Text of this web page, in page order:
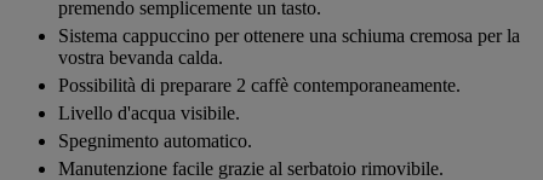
premendo semplicemente un tasto.
Sistema cappuccino per ottenere una schiuma cremosa per la
vostra bevanda calda.
Possibilità di preparare 2 caffè contemporaneamente.
Livello d'acqua visibile.
Spegnimento automatico.
Manutenzione facile grazie al serbatoio rimovibile.